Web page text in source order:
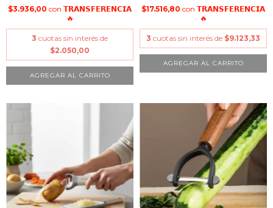
$3.936,00 con 𝗧𝗥𝗔𝗡𝗦𝗙𝗘𝗥𝗘𝗡𝗖𝗜𝗔
🔥
3 cuotas sin interés de
$2.050,00
$17.516,80 con 𝗧𝗥𝗔𝗡𝗦𝗙𝗘𝗥𝗘𝗡𝗖𝗜𝗔
🔥
3 cuotas sin interés de $9.123,33